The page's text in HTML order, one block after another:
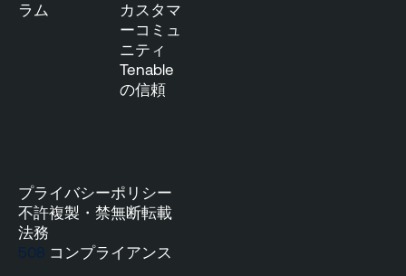
ラム
カスタマ
ーコミュ
ニティ
Tenable
の信頼
プライバシーポリシー
不許複製・禁無断転載
法務
508 コンプライアンス